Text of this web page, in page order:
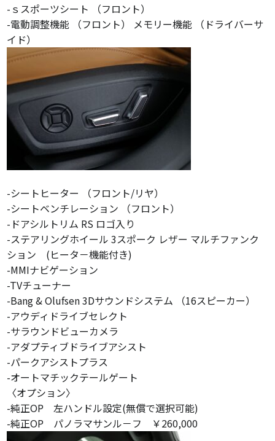
-ｓスポーツシート （フロント）
-電動調整機能 （フロント） メモリー機能 （ドライバーサ
イド）
-シートヒーター （フロント/リヤ）
-シートベンチレーション （フロント）
-ドアシルトリム RS ロゴ入り
-ステアリングホイール 3スポーク レザー マルチファンク
ション (ヒータ－機能付き)
-MMIナビゲーション
-TVチューナー
-Bang & Olufsen 3Dサウンドシステム （16スピーカー）
-アウディドライブセレクト
-サラウンドビューカメラ
-アダプティブドライブアシスト
-パークアシストプラス
-オートマチックテールゲート
〈オプション〉
-純正OP 左ハンドル設定(無償で選択可能)
-純正OP パノラマサンル－フ ￥260,000